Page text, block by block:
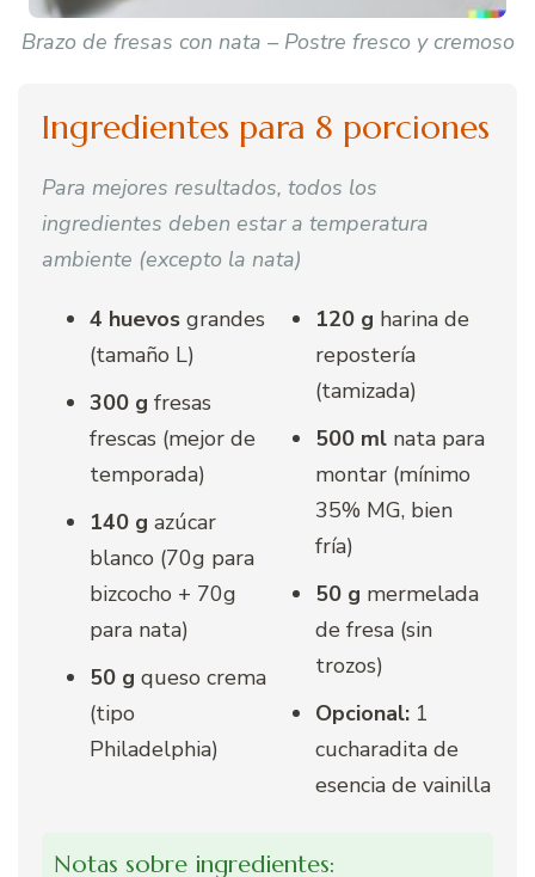
Brazo de fresas con nata – Postre fresco y cremoso
Ingredientes para 8 porciones
Para mejores resultados, todos los
ingredientes deben estar a temperatura
ambiente (excepto la nata)
4 huevos grandes
(tamaño L)
300 g fresas
frescas (mejor de
temporada)
140 g azúcar
blanco (70g para
bizcocho + 70g
para nata)
50 g queso crema
(tipo
Philadelphia)
120 g harina de
repostería
(tamizada)
500 ml nata para
montar (mínimo
35% MG, bien
fría)
50 g mermelada
de fresa (sin
trozos)
Opcional: 1
cucharadita de
esencia de vainilla
Notas sobre ingredientes: